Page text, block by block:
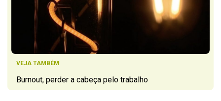
VEJA TAMBÉM
Burnout, perder a cabeça pelo trabalho